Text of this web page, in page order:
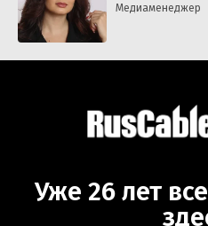
Медиаменеджер
Уже 26 лет